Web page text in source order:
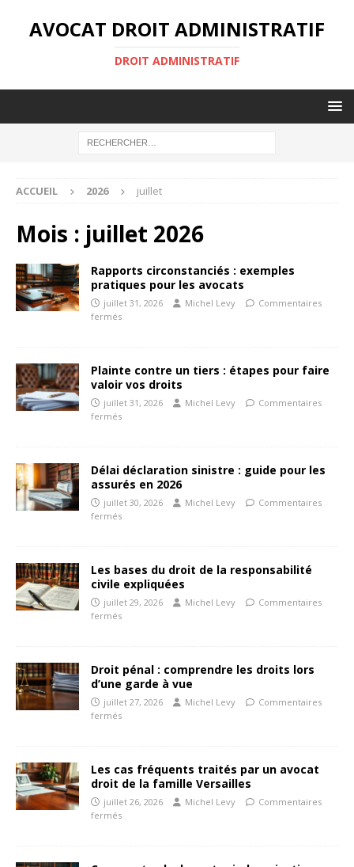
AVOCAT DROIT ADMINISTRATIF
DROIT ADMINISTRATIF
ACCUEIL 2026 juillet
Mois : juillet 2026
Rapports circonstanciés : exemples
pratiques pour les avocats
juillet 31, 2026 Michel Levy
Commentaires
fermés
Plainte contre un tiers : étapes pour faire
valoir vos droits
juillet 31, 2026 Michel Levy
Commentaires
fermés
Délai déclaration sinistre : guide pour les
assurés en 2026
juillet 30, 2026 Michel Levy
Commentaires
fermés
Les bases du droit de la responsabilité
civile expliquées
juillet 29, 2026 Michel Levy
Commentaires
fermés
Droit pénal : comprendre les droits lors
d’une garde à vue
juillet 27, 2026 Michel Levy
Commentaires
fermés
Les cas fréquents traités par un avocat
droit de la famille Versailles
juillet 26, 2026 Michel Levy
Commentaires
fermés